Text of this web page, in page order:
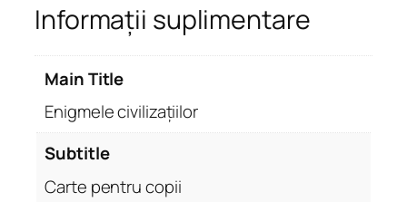
g
m
e
c
Informații suplimentare
Main Title
Enigmele civilizațiilor
Subtitle
Carte pentru copii